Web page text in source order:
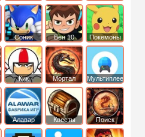
Ферб
легенда об
Аанге
Соник Бен 10 Покемоны
Кик
Бутовский
Мортал
комбат
Мультиплеер
Алавар Квесты
Поиск
предметов